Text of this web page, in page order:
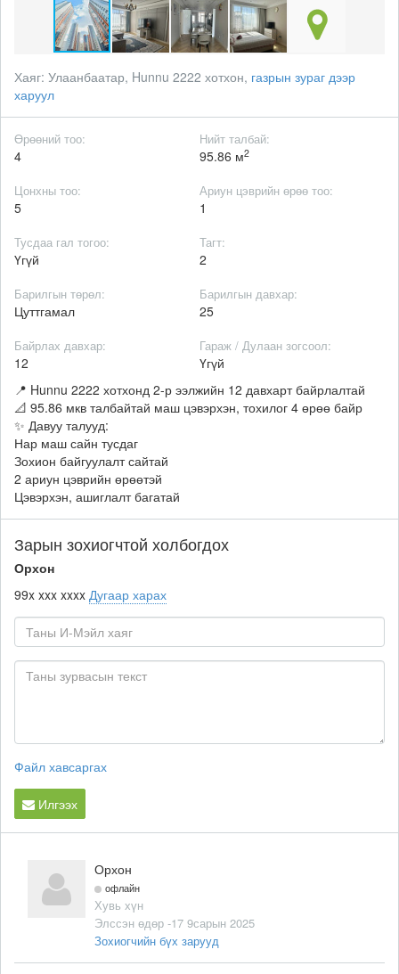
Хаяг: Улаанбаатар, Hunnu 2222 хотхон, газрын зураг дээр
харуул
Өрөөний тоо:
4
Нийт талбай:
95.86 м2
Цонхны тоо:
5
Ариун цэврийн өрөө тоо:
1
Тусдаа гал тогоо:
Үгүй
Тагт:
2
Барилгын төрөл:
Цуттгамал
Барилгын давхар:
25
Байрлах давхар:
12
Гараж / Дулаан зогсоол:
Үгүй
📍 Hunnu 2222 хотхонд 2-р ээлжийн 12 давхарт байрлалтай
📐 95.86 мкв талбайтай маш цэвэрхэн, тохилог 4 өрөө байр
✨ Давуу талууд:
Нар маш сайн тусдаг
Зохион байгуулалт сайтай
2 ариун цэврийн өрөөтэй
Цэвэрхэн, ашиглалт багатай
Зарын зохиогчтой холбогдох
Орхон
99x xxx xxxx Дугаар харах
Файл хавсаргах
Илгээх
Орхон
офлайн
Хувь хүн
Элссэн өдөр -17 9сарын 2025
Зохиогчийн бүх зарууд